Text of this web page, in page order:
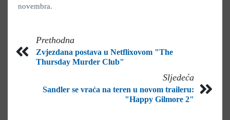
novembra.
Prethodna
Zvjezdana postava u Netflixovom "The
Thursday Murder Club"
Sljedeća
Sandler se vraća na teren u novom traileru:
"Happy Gilmore 2"